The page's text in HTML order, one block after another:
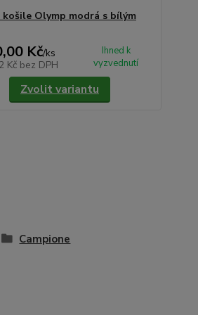
košile Olymp modrá s bílým
Kč/ks
Kč bez DPH
Ihned k
vyzvednutí
Zvolit variantu
Campione